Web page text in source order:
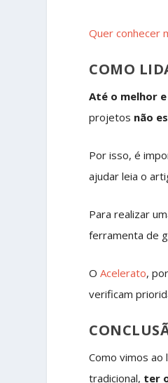
Quer conhecer
COMO
Até o melhor
projetos não
Por isso, é
ajudar leia o
Para realizar
ferramenta de
OAcelerato,
verificam
Como vimos
tradicional, ter